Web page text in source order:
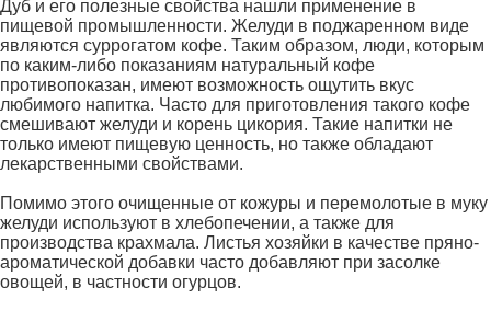
Дуб и его полезные свойства нашли применение в
пищевой промышленности. Желуди в поджаренном виде
являются суррогатом кофе. Таким образом, люди, которым
по каким-либо показаниям натуральный кофе
противопоказан, имеют возможность ощутить вкус
любимого напитка. Часто для приготовления такого кофе
смешивают желуди и корень цикория. Такие напитки не
только имеют пищевую ценность, но также обладают
лекарственными свойствами.
Помимо этого очищенные от кожуры и перемолотые в муку
желуди используют в хлебопечении, а также для
производства крахмала. Листья хозяйки в качестве пряно-
ароматической добавки часто добавляют при засолке
овощей, в частности огурцов.